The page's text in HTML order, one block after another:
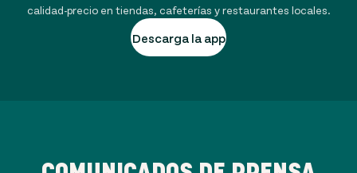
calidad-precio en tiendas, cafeterías y restaurantes locales.
Descarga la app